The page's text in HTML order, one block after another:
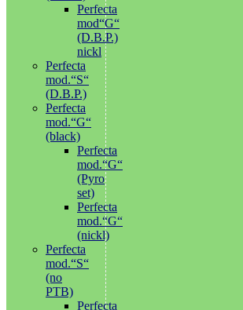
Perfecta
mod“G“
(D.B.P.)
nickl
Perfecta
mod.“S“
(D.B.P.)
Perfecta
mod.“G“
(black)
Perfecta
mod.“G“
(Pyro
set)
Perfecta
mod.“G“
(nickl)
Perfecta
mod.“S“
(no
PTB)
Perfecta